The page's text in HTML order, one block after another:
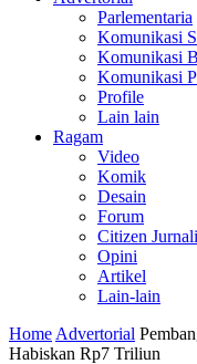
Parlementaria
Komunikasi
Komunikasi
Komunikasi
Profile
Lain lain
Ragam
Video
Komik
Desain
Forum
Citizen
Opini
Artikel
Lain-lain
Home Advertorial
Habiskan Rp7 Triliun